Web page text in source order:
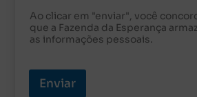
Ao clicar em "enviar", você
que a Fazenda da Esperança
as informações pessoais.
Enviar